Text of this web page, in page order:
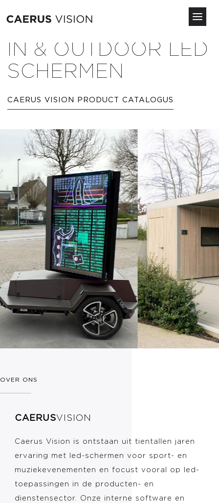
Overslaan
naar
IN & OUTDOOR LED
SCHERMEN
CAERUS VISION PRODUCT CATALOGUS
OVER ONS
CAERUSVISION
Caerus Vision is ontstaan uit tientallen jaren
ervaring met led-schermen voor sport- en
muziekevenementen en focust vooral op led-
toepassingen in de producten- en
dienstensector. Onze interne software en